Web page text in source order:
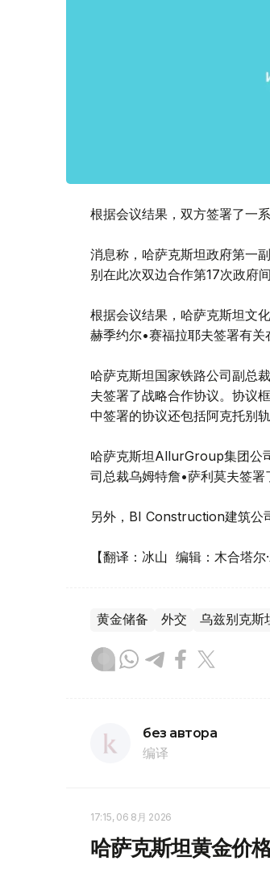
根据会议结果，双方签署了一系
消息称，哈萨克斯坦政府第一
别在此次双边合作第17次政府
根据会议结果，哈萨克斯坦文
赫季约尔•赛福拉耶夫签署有
哈萨克斯坦国家铁路公司副总
夫签署了战略合作协议。协议
中签署的协议还包括阿克托别
哈萨克斯坦AllurGroup集团公
司总裁乌姆特詹•萨利莫夫签署
另外，BI Construction建筑公
【翻译：冰山 编辑：木合塔尔
黄金储备 外交 乌兹别克斯
без автора
编译
17:15, 06 8月 2026
哈萨克斯坦黄金价